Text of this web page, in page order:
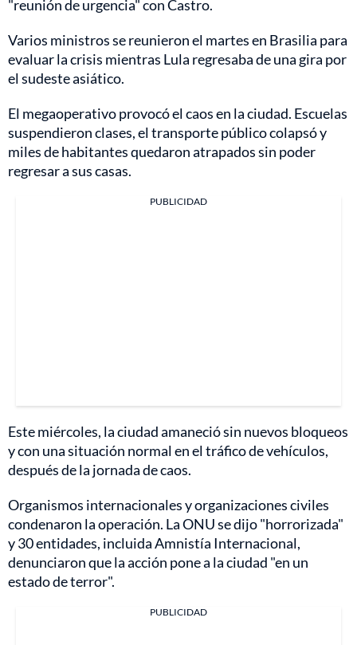
"reunión de urgencia" con Castro.
Varios ministros se reunieron el martes en Brasilia para
evaluar la crisis mientras Lula regresaba de una gira por
el sudeste asiático.
El megaoperativo provocó el caos en la ciudad. Escuelas
suspendieron clases, el transporte público colapsó y
miles de habitantes quedaron atrapados sin poder
regresar a sus casas.
PUBLICIDAD
Este miércoles, la ciudad amaneció sin nuevos bloqueos
y con una situación normal en el tráfico de vehículos,
después de la jornada de caos.
Organismos internacionales y organizaciones civiles
condenaron la operación. La ONU se dijo "horrorizada"
y 30 entidades, incluida Amnistía Internacional,
denunciaron que la acción pone a la ciudad "en un
estado de terror".
PUBLICIDAD